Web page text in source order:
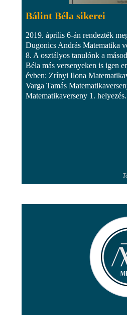
Bálint Béla sikerei
2019. április 6-án rendezték
Dugonics András Matematika
8. A osztályos tanulónk a
Béla más versenyeken is igen
évben: Zrínyi Ilona
Varga Tamás
Matematikaverseny 1. helyezés.